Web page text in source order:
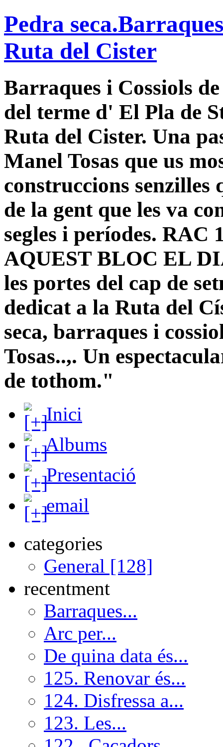
Pedra
Ruta del Cister
Barraques i Cossiols
del terme d' El Pla de
Ruta del Cister. Una
Manel Tosas que us
construccions senzilles
de la gent que les va
segles i períodes.
AQUEST BLOC EL
les portes del cap de
dedicat a la Ruta del
seca, barraques i
Tosas..,. Un
de tothom."
Inici
Albums
Presentació
email
categories
General [128]
recentment
Barraques...
Arc per...
De quina data és...
125. Renovar és...
124. Disfressa a...
123. Les...